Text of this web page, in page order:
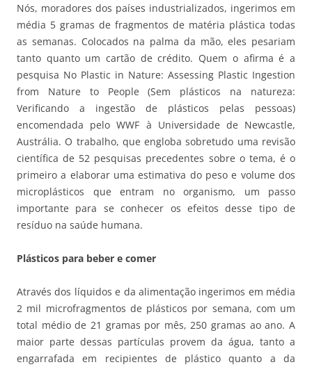
Nós, moradores dos países industrializados, ingerimos em
média 5 gramas de fragmentos de matéria plástica todas
as semanas. Colocados na palma da mão, eles pesariam
tanto quanto um cartão de crédito. Quem o afirma é a
pesquisa No Plastic in Nature: Assessing Plastic Ingestion
from Nature to People (Sem plásticos na natureza:
Verificando a ingestão de plásticos pelas pessoas)
encomendada pelo WWF à Universidade de Newcastle,
Austrália. O trabalho, que engloba sobretudo uma revisão
científica de 52 pesquisas precedentes sobre o tema, é o
primeiro a elaborar uma estimativa do peso e volume dos
microplásticos que entram no organismo, um passo
importante para se conhecer os efeitos desse tipo de
resíduo na saúde humana.
Plásticos para beber e comer
Através dos líquidos e da alimentação ingerimos em média
2 mil microfragmentos de plásticos por semana, com um
total médio de 21 gramas por mês, 250 gramas ao ano. A
maior parte dessas partículas provem da água, tanto a
engarrafada em recipientes de plástico quanto a da